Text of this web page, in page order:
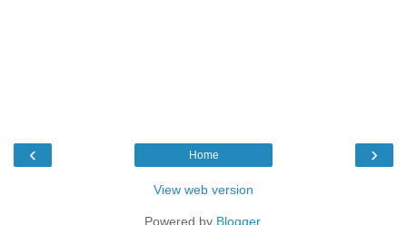
‹ ›
Home
View web version
Powered by Blogger.